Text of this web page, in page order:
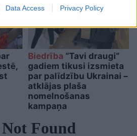
Data Access Privacy Policy
Biedrība “Tavi draugi”
gadiem tikusi izsmieta
par palīdzību Ukrainai –
atklājas plaša
nomelnošanas
kampaņa